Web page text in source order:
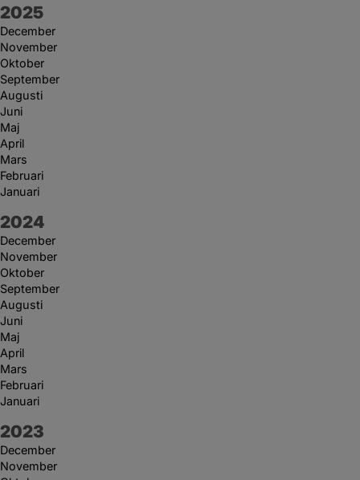
År:
2025
December
November
Oktober
September
Augusti
Juni
Maj
April
Mars
Februari
Januari
År:
2024
December
November
Oktober
September
Augusti
Juni
Maj
April
Mars
Februari
Januari
År:
2023
December
November